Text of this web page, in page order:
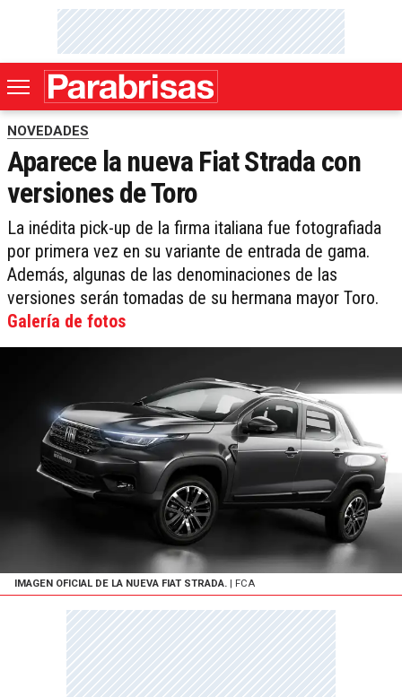
NOVEDADES
Aparece la nueva Fiat Strada con
versiones de Toro
La inédita pick-up de la firma italiana fue fotografiada
por primera vez en su variante de entrada de gama.
Además, algunas de las denominaciones de las
versiones serán tomadas de su hermana mayor Toro.
Galería de fotos
IMAGEN OFICIAL DE LA NUEVA FIAT STRADA. | FCA